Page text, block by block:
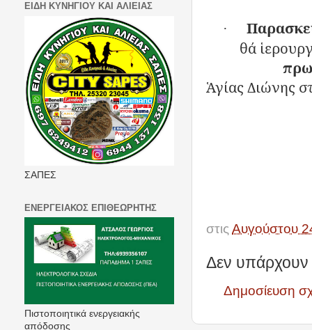
·
θά
Ἁγίας Διώνης
στις Αυγούστου
Δεν υπάρχουν
Δημοσίευση
ΕΙΔΗ ΚΥΝΗΓΙΟΥ ΚΑΙ ΑΛΙΕΙΑΣ
ΣΑΠΕΣ
ΕΝΕΡΓΕΙΑΚΟΣ ΕΠΙΘΕΩΡΗΤΗΣ
Πιστοποιητικά ενεργειακής
απόδοσης